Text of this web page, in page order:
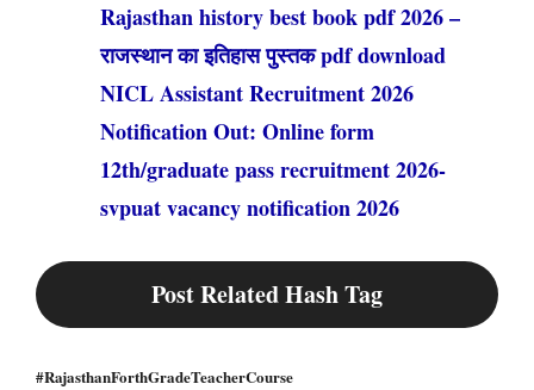
Rajasthan history best book pdf 2026 –
राजस्थान का इतिहास पुस्तक pdf download
NICL Assistant Recruitment 2026
Notification Out: Online form
12th/graduate pass recruitment 2026-
svpuat vacancy notification 2026
Post Related Hash Tag
#RajasthanForthGradeTeacherCourse